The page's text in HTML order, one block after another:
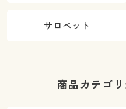
サロペット
商品カテゴ